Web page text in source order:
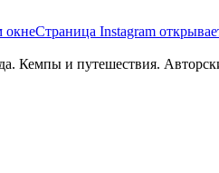
окнеСтраница Instagram
Кемпы и путешествия.